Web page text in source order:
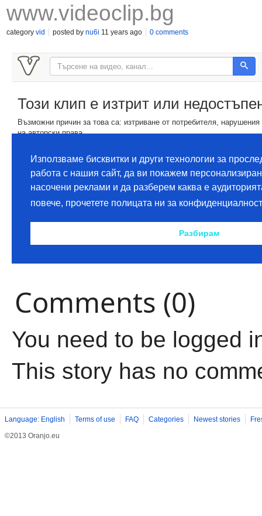
www.videoclip.bg
category vid posted by nu6i 11 years ago 0 comments
Comments (0)
You need to be logged
This story has no
Language: English Terms of use FAQ Categories Newest stories
©2013 Oranjo.eu